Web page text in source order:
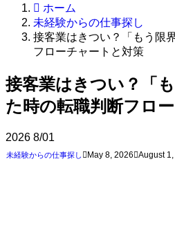
ホーム
未経験からの仕事探し
接客業はきつい？「もう限
フローチャートと対策
接客業はきつい？「
た時の転職判断フロ
2026 8/01
未経験からの仕事探し May 8, 2026 August